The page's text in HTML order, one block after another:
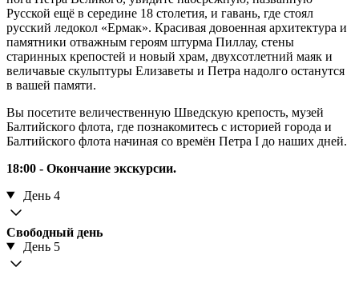
Русской ещё в середине 18 столетия, и гавань, где стоял
русский ледокол «Ермак». Красивая довоенная архитектура и
памятники отважным героям штурма Пиллау, стены
старинных крепостей и новый храм, двухсотлетний маяк и
величавые скульптуры Елизаветы и Петра надолго останутся
в вашей памяти.
Вы посетите величественную Шведскую крепость, музей
Балтийского флота, где познакомитесь с историей города и
Балтийского флота начиная со времён Петра I до наших дней.
18:00 - Окончание экскурсии.
День 4
Свободный день
День 5